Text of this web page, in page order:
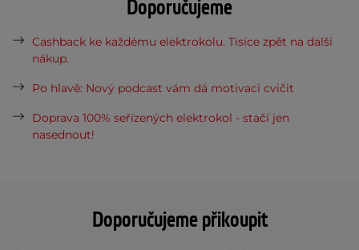
Doporučujeme přikoupit
Doporučujeme
Cashback ke každému elektrokolu. Tisíce zpět na další
nákup.
Po hlavě: Nový podcast vám dá motivaci cvičit
Doprava 100% seřízených elektrokol - stačí jen
nasednout!